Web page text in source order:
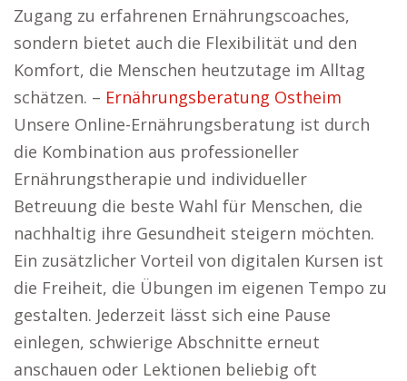
Zugang zu erfahrenen Ernährungscoaches,
sondern bietet auch die Flexibilität und den
Komfort, die Menschen heutzutage im Alltag
schätzen. – Ernährungsberatung Ostheim
Unsere Online-Ernährungsberatung ist durch
die Kombination aus professioneller
Ernährungstherapie und individueller
Betreuung die beste Wahl für Menschen, die
nachhaltig ihre Gesundheit steigern möchten.
Ein zusätzlicher Vorteil von digitalen Kursen ist
die Freiheit, die Übungen im eigenen Tempo zu
gestalten. Jederzeit lässt sich eine Pause
einlegen, schwierige Abschnitte erneut
anschauen oder Lektionen beliebig oft